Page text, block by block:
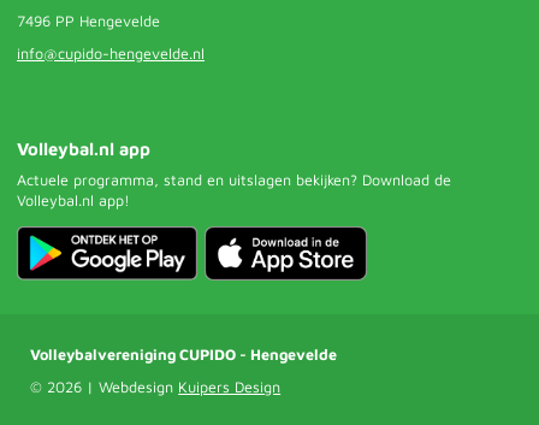
7496 PP Hengevelde
info@cupido-hengevelde.nl
Volleybal.nl app
Actuele programma, stand en uitslagen bekijken? Download de
Volleybal.nl app!
Volleybalvereniging CUPIDO - Hengevelde
© 2026 | Webdesign Kuipers Design